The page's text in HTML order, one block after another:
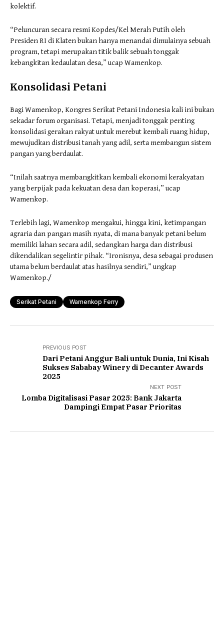
kolektif.
“Peluncuran secara resmi Kopdes/Kel Merah Putih oleh
Presiden RI di Klaten bukan hanya menandai dimulainya sebuah
program, tetapi merupakan titik balik sebuah tonggak
kebangkitan kedaulatan desa,” ucap Wamenkop.
Konsolidasi Petani
Bagi Wamenkop, Kongres Serikat Petani Indonesia kali ini bukan
sekadar forum organisasi. Tetapi, menjadi tonggak penting
konsolidasi gerakan rakyat untuk merebut kembali ruang hidup,
mewujudkan distribusi tanah yang adil, serta membangun sistem
pangan yang berdaulat.
“Inilah saatnya membangkitkan kembali ekonomi kerakyatan
yang berpijak pada kekuatan desa dan koperasi,” ucap
Wamenkop.
Terlebih lagi, Wamenkop mengakui, hingga kini, ketimpangan
agraria dan pangan masih nyata, di mana banyak petani belum
memiliki lahan secara adil, sedangkan harga dan distribusi
dikendalikan segelintir pihak. “Ironisnya, desa sebagai produsen
utama belum berdaulat atas hasilnya sendiri,” ungkap
Wamenkop./
Serikat Petani Wamenkop Ferry
PREVIOUS POST
Dari Petani Anggur Bali untuk Dunia, Ini Kisah
Sukses Sababay Winery di Decanter Awards
2025
NEXT POST
Lomba Digitalisasi Pasar 2025: Bank Jakarta
Dampingi Empat Pasar Prioritas